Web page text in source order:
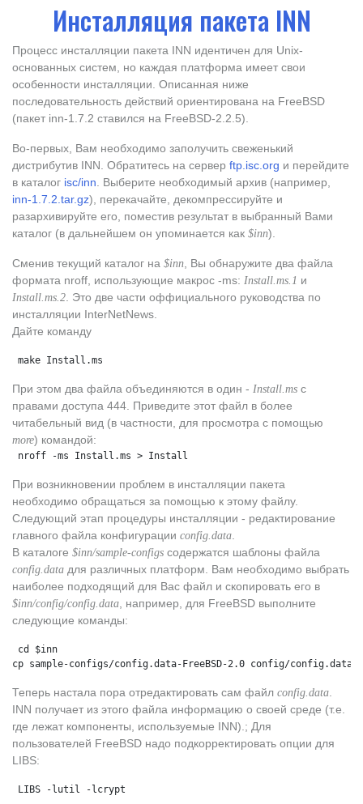
Инсталляция пакета INN
Процесс инсталляции пакета INN идентичен для Unix-
основанных систем, но каждая платформа имеет свои
особенности инсталляции. Описанная ниже
последовательность действий ориентирована на FreeBSD
(пакет inn-1.7.2 ставился на FreeBSD-2.2.5).
Во-первых, Вам необходимо заполучить свеженький
дистрибутив INN. Обратитесь на сервер ftp.isc.org и перейдите
в каталог isc/inn . Выберите необходимый архив (например,
inn-1.7.2.tar.gz), перекачайте, декомпрессируйте и
разархивируйте его, поместив результат в выбранный Вами
каталог (в дальнейшем он упоминается как $inn).
Сменив текущий каталог на $inn , Вы обнаружите два файла
формата nroff, использующие макрос -ms: Install.ms.1 и
Install.ms.2 . Это две части оффициального руководства по
инсталляции InterNetNews.
Дайте команду
make Install.ms
При этом два файла объединяются в один - Install.ms с
правами доступа 444. Приведите этот файл в более
читабельный вид (в частности, для просмотра с помощью
more) командой:
nroff -ms Install.ms > Install
При возникновении проблем в инсталляции пакета
необходимо обращаться за помощью к этому файлу.
Следующий этап процедуры инсталляции - редактирование
главного файла конфигурации сonfig.data
В каталоге $inn/sample-configs содержатся шаблоны файла
config.data для различных платформ. Вам необходимо выбрать
наиболее подходящий для Вас файл и скопировать его в
$inn/config/config.data , например, для FreeBSD выполните
следующие команды:
cd $inn
cp sample-configs/config.data-FreeBSD-2.0 config/config.data
Теперь настала пора отредактировать сам файл config.data
INN получает из этого файла информацию о своей среде (т.е.
где лежат компоненты, используемые INN).; Для
пользователей FreeBSD надо подкорректировать опции для
LIBS:
LIBS -lutil -lcrypt